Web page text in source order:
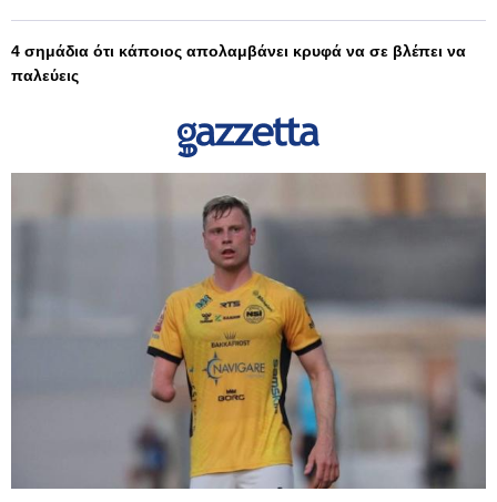
4 σημάδια ότι κάποιος απολαμβάνει κρυφά να σε βλέπει να
παλεύεις